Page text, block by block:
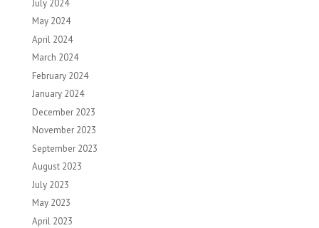
July 2024
May 2024
April 2024
March 2024
February 2024
January 2024
December 2023
November 2023
September 2023
August 2023
July 2023
May 2023
April 2023